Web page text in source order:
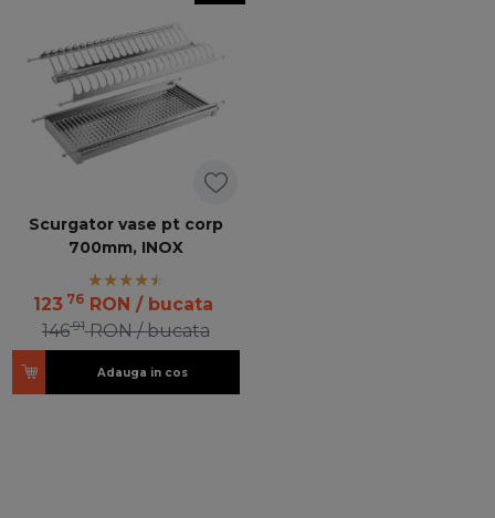
Scurgator vase pt corp
700mm, INOX
123 76 RON / bucata
14691 RON / bucata
Adauga in cos